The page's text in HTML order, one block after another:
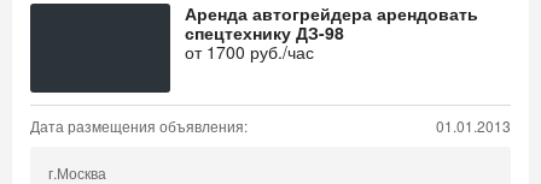
Аренда автогрейдера арендовать
спецтехнику ДЗ-98
от 1700 руб./час
Дата размещения объявления: 01.01.2013
г.Москва